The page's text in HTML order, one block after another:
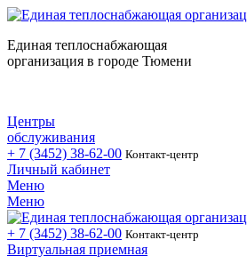
Единая теплоснабжающая
организация в городе Тюмени
Центры
обслуживания
+ 7 (3452) 38-62-00 Контакт-центр
Личный кабинет
Меню
Меню
+ 7 (3452) 38-62-00 Контакт-центр
Виртуальная приемная